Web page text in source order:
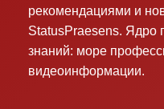
рекомендациями и
StatusPraesens. Ядро
знаний: море
видеоинформации.